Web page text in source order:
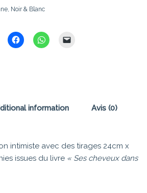
, Noir & Blanc
information Avis (0)
intimiste avec des tirages 24cm x
issues du livre « Ses cheveux dans